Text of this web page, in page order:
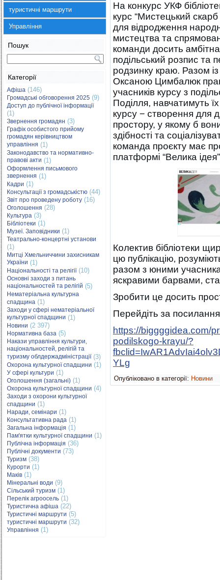
туристичні маршрути
Управління
Пошук
Категорії
Афіша (146)
Громадські обговорення 2025 (9)
Доступ до публічної інформації
(1)
Звернення громадян (3)
Графік особистого прийому
громадян керівництвом
управління (1)
Законодавство та нормативно-
правові акти (1)
Оформлення письмового
звернення (1)
Кадри (1)
Консультації з громадськістю (44)
Звіт про проведену роботу (16)
Оголошення (28)
Культура (3)
Бібліотеки (1)
Музеї. Заповідники (1)
Театрально-концертні установи
(1)
Митці Хмельниччини захисникам
України (1)
Національності та релігії(10)
Основні заходи з питань
національностей та релігій (5)
Нематеріальна культурна
спадщина (1)
Заходи у сфері нематеріальної
культурної спадщини (1)
Новини (2 397)
Нормативна база (5)
Накази управління культури,
національностей, релігій та
туризму облдержадміністрації(3)
Охорона культурної спадщини (1)
У сфері культури (1)
Оголошення (загальні) (1)
Охорона культурної спадщини (4)
Заходи з охорони культурної
спадщини (1)
Наради, семінари (1)
Консультативна рада (1)
Загальна інформація (1)
Пам'ятки культурної спадщини (1)
Публічна інформація (36)
Публічні документи (73)
Туризм (38)
Курорти (1)
Маків (1)
Мінеральні води (9)
Сільський туризм (1)
Перелік агроосель (1)
Туристична афіша (22)
Туристичні маршрути (5)
туристичні маршрути (32)
Управління (1)
На конкурс УКФ
курс “Мистецький
для відродження
мистецтва та
команди досить
подільський розпис та
родзинку краю. Разом
Оксаною Цимбалюк
учасників курсу з
Поділля, навчатимуть
курсу − створення для
простору, у якому б
здібності та
команда проєкту має
платформі “Велика
Колектив бібліотеки
цю публікацію,
разом з юними
яскравими барвами,
Зробити це досить
Перейдіть за
https://biggggidea.com/
podilskogo-krayu/?
YLg
Опубліковано в категорії: Новини